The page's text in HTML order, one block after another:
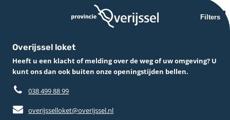
Filters
Overijssel loket
Heeft u een klacht of melding over de weg of uw omgeving? U
kunt ons dan ook buiten onze openingstijden bellen.
038 499 88 99
overijsselloket@overijssel.nl